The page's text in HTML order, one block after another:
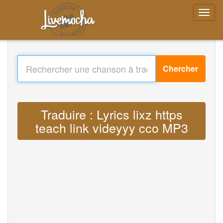
Chercher
Traduire : Lyrics lixz https
teach link videyyy cco MP3